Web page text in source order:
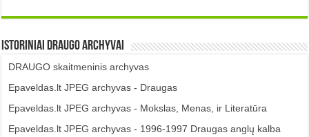
Istoriniai DRAUGO Archyvai
DRAUGO skaitmeninis archyvas
Epaveldas.lt JPEG archyvas - Draugas
Epaveldas.lt JPEG archyvas - Mokslas, Menas, ir Literatūra
Epaveldas.lt JPEG archyvas - 1996-1997 Draugas anglų kalba